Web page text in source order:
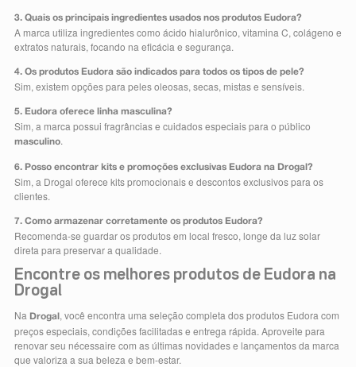
3. Quais os principais ingredientes usados nos produtos Eudora?
A marca utiliza ingredientes como ácido hialurônico, vitamina C, colágeno e
extratos naturais, focando na eficácia e segurança.
4. Os produtos Eudora são indicados para todos os tipos de pele?
Sim, existem opções para peles oleosas, secas, mistas e sensíveis.
5. Eudora oferece linha masculina?
Sim, a marca possui fragrâncias e cuidados especiais para o público
masculino.
6. Posso encontrar kits e promoções exclusivas Eudora na Drogal?
Sim, a Drogal oferece kits promocionais e descontos exclusivos para os
clientes.
7. Como armazenar corretamente os produtos Eudora?
Recomenda-se guardar os produtos em local fresco, longe da luz solar
direta para preservar a qualidade.
Encontre os melhores produtos de Eudora na
Drogal
Na Drogal , você encontra uma seleção completa dos produtos Eudora com
preços especiais, condições facilitadas e entrega rápida. Aproveite para
renovar seu nécessaire com as últimas novidades e lançamentos da marca
que valoriza a sua beleza e bem-estar.